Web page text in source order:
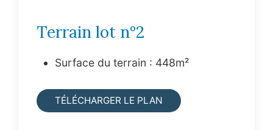
Terrain lot n°2
Surface du terrain : 448m²
TÉLÉCHARGER LE PLAN